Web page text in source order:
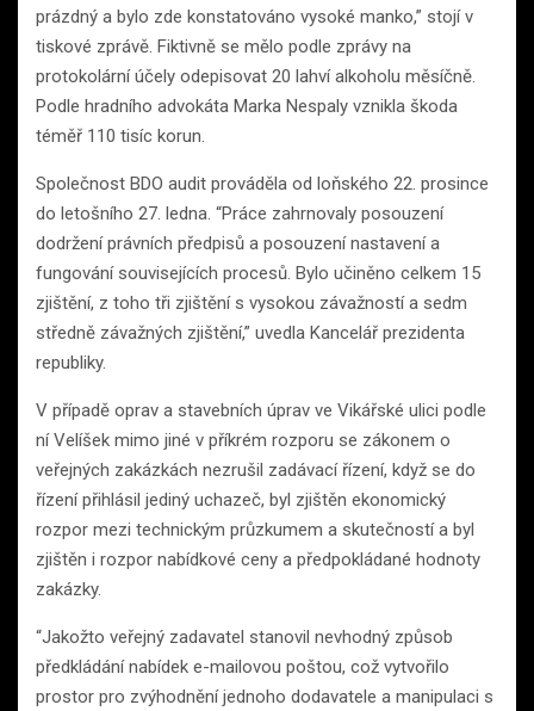
prázdný a bylo zde konstatováno vysoké manko,” stojí v
tiskové zprávě. Fiktivně se mělo podle zprávy na
protokolární účely odepisovat 20 lahví alkoholu měsíčně.
Podle hradního advokáta Marka Nespaly vznikla škoda
téměř 110 tisíc korun.
Společnost BDO audit prováděla od loňského 22. prosince
do letošního 27. ledna. “Práce zahrnovaly posouzení
dodržení právních předpisů a posouzení nastavení a
fungování souvisejících procesů. Bylo učiněno celkem 15
zjištění, z toho tři zjištění s vysokou závažností a sedm
středně závažných zjištění,” uvedla Kancelář prezidenta
republiky.
V případě oprav a stavebních úprav ve Vikářské ulici podle
ní Velíšek mimo jiné v příkrém rozporu se zákonem o
veřejných zakázkách nezrušil zadávací řízení, když se do
řízení přihlásil jediný uchazeč, byl zjištěn ekonomický
rozpor mezi technickým průzkumem a skutečností a byl
zjištěn i rozpor nabídkové ceny a předpokládané hodnoty
zakázky.
“Jakožto veřejný zadavatel stanovil nevhodný způsob
předkládání nabídek e-mailovou poštou, což vytvořilo
prostor pro zvýhodnění jednoho dodavatele a manipulaci s